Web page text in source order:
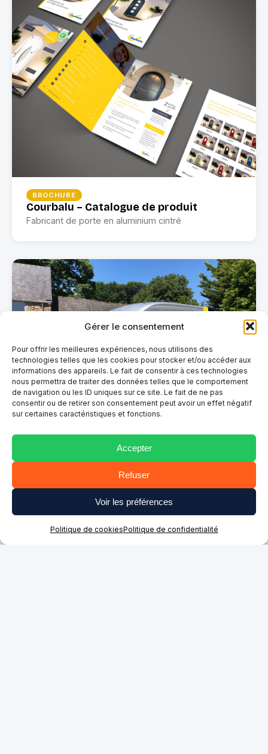
Gérer le consentement
Pour offrir les meilleures expériences, nous utilisons des
technologies telles que les cookies pour stocker et/ou accéder aux
informations des appareils. Le fait de consentir à ces technologies
nous permettra de traiter des données telles que le comportement
de navigation ou les ID uniques sur ce site. Le fait de ne pas
consentir ou de retirer son consentement peut avoir un effet négatif
sur certaines caractéristiques et fonctions.
Accepter
Refuser
Voir les préférences
Politique de cookiesPolitique de confidentialité
BROCHURE
Courbalu – Catalogue de produit
Fabricant de porte en aluminium cintré
COVERING